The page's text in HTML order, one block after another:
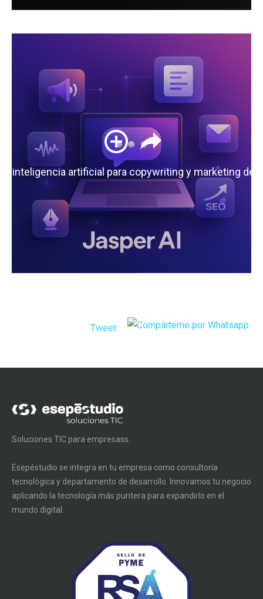
la inteligencia artificial para copywriting y marketing de
Tweet
Soluciones TIC para empresass.
Esepéstudio se integra en tu empresa como consultoría
tecnológica y departamento de desarrollo. Innovamos tu negocio
aplicando la tecnología más puntera para expandirlo en el
mundo digital.